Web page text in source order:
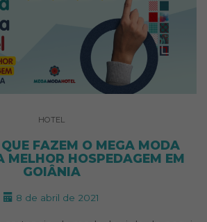
HOTEL
FAZEM O MEGA MODA
MELHOR HOSPEDAGEM EM
GOIÂNIA
8 de abril de 2021